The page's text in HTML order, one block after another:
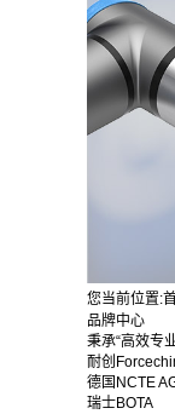
您当前位置:
品牌中心
秉承“高效专
耐创
德国NCTE
瑞士BOTA